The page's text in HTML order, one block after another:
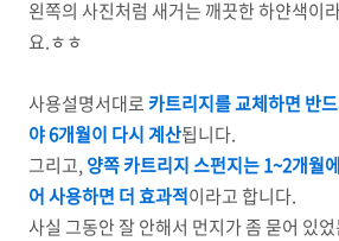
왼쪽의 사진처럼 새거는 깨끗한 하얀색이
요.ㅎㅎ
사용설명서대로 카트리지를 교체하면 반
야 6개월이 다시 계산됩니다.
그리고, 양쪽 카트리지 스펀지는 1~2개월
어 사용하면 더 효과적이라고 합니다.
사실 그동안 잘 안해서 먼지가 좀 묻어 있